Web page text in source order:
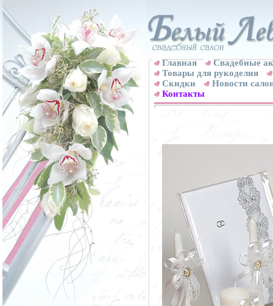
Главная
Свадебные
Товары для рукоделия
Скидки
Новости
Контакты